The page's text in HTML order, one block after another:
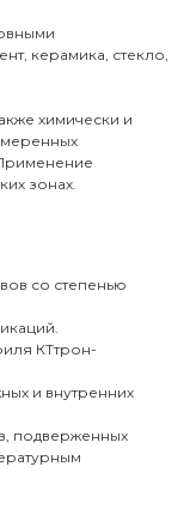
керамика, стекло,
химически и
зонах.
со степенью
КТтрон-
и внутренних
подверженных